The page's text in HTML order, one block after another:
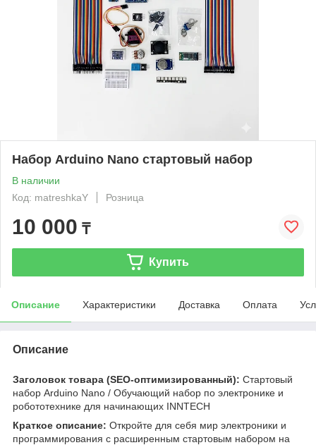
Набор Arduino Nano стартовый набор
В наличии
Код: matreshkaY
Розница
10 000 ₸
Купить
Описание Характеристики Доставка Оплата
Описание
Заголовок товара (SEO-оптимизированный): Стартовый
набор Arduino Nano / Обучающий набор по электронике и
робототехнике для начинающих INNTECH
Краткое описание: Откройте для себя мир электроники и
программирования с расширенным стартовым набором на